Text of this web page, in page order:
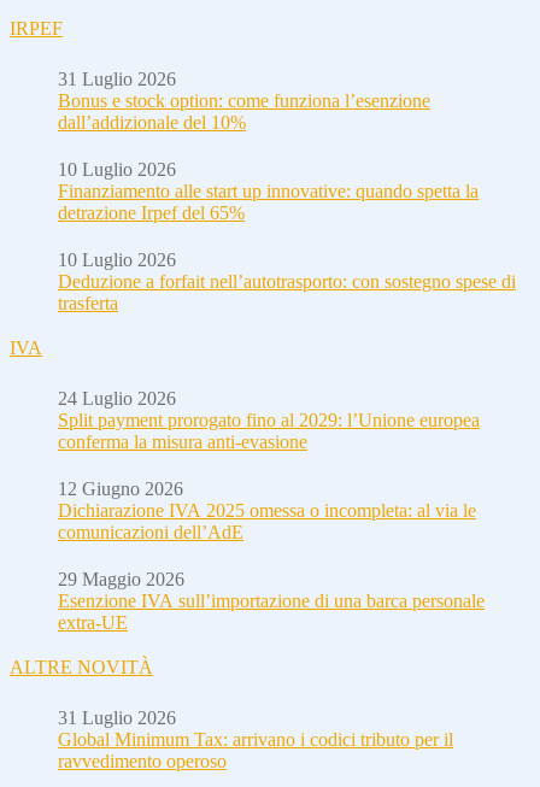
IRPEF
31 Luglio 2026
Bonus e stock option: come funziona l’esenzione
dall’addizionale del 10%
10 Luglio 2026
Finanziamento alle start up innovative: quando spetta la
detrazione Irpef del 65%
10 Luglio 2026
Deduzione a forfait nell’autotrasporto: con sostegno spese di
trasferta
IVA
24 Luglio 2026
Split payment prorogato fino al 2029: l’Unione europea
conferma la misura anti-evasione
12 Giugno 2026
Dichiarazione IVA 2025 omessa o incompleta: al via le
comunicazioni dell’AdE
29 Maggio 2026
Esenzione IVA sull’importazione di una barca personale
extra-UE
ALTRE NOVITÀ
31 Luglio 2026
Global Minimum Tax: arrivano i codici tributo per il
ravvedimento operoso